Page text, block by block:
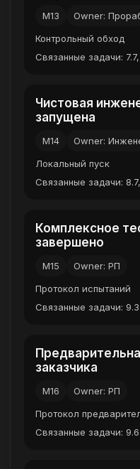
M13
Owner:
Контрольный обход
Связанные задачи:
Чистовая
запущена
M14
Owner:
Локальный пуск
Связанные задачи:
Комплексное
завершено
M15
Owner: РП
Протокол испытаний
Связанные задачи: 9.3
заказчика
M16
Owner: РП
Протокол
Связанные задачи: 9.6